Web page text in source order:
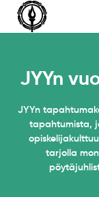
Siirry
sisältöön
JYYn
JYYn
tapahtumista,
tarjolla